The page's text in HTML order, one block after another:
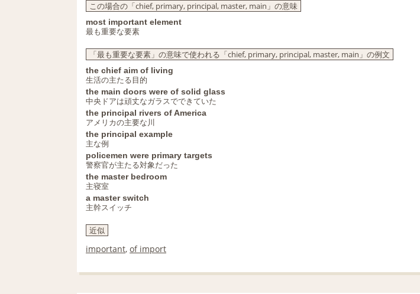
この場合の「chief, primary, principal, master, main」の意味
most important element
最も重要な要素
「最も重要な要素」の意味で使われる「chief, primary, principal, master, main」の例文
the chief aim of living
生活の主たる目的
the main doors were of solid glass
中央ドアは頑丈なガラスでできていた
the principal rivers of America
アメリカの主要な川
the principal example
主な例
policemen were primary targets
警察官が主たる対象だった
the master bedroom
主寝室
a master switch
主幹スイッチ
近似
important, of import